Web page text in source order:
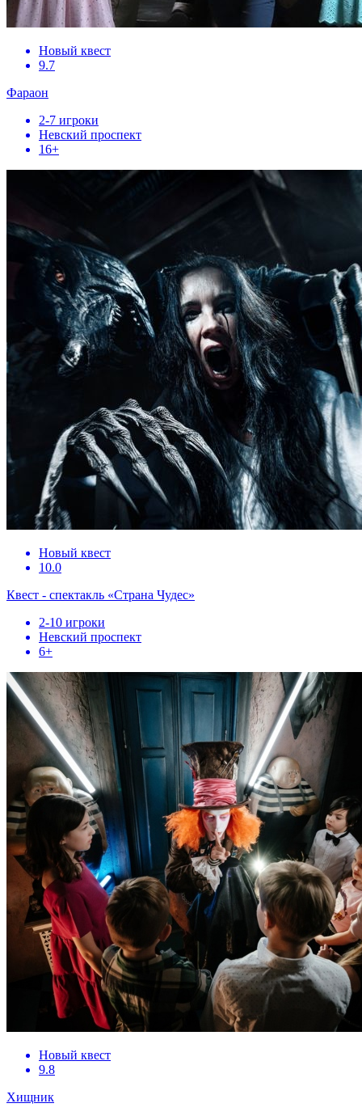
Новый квест
9.7
Фараон
2-7 игроки
Невский проспект
16+
Новый квест
10.0
Квест - спектакль «Страна Чудес»
2-10 игроки
Невский проспект
6+
Новый квест
9.8
Хищник